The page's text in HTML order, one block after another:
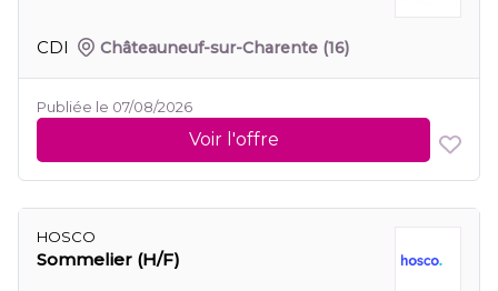
CDI Châteauneuf-sur-Charente (16)
Publiée le 07/08/2026
Voir l'offre
HOSCO
Sommelier (H/F)